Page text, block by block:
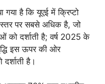
गया है कि यूएई में क्रिप्टो
स्तर पर सबसे अधिक है, जो
को दर्शाती है; वर्ष 2025 के
इस ऊपर की ओर
है।